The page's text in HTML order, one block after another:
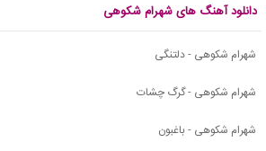
دانلود آهنگ های شهرام شکوهی
شهرام شکوهی - دلتنگی
شهرام شکوهی - گرگ چشات
شهرام شکوهی - باغبون